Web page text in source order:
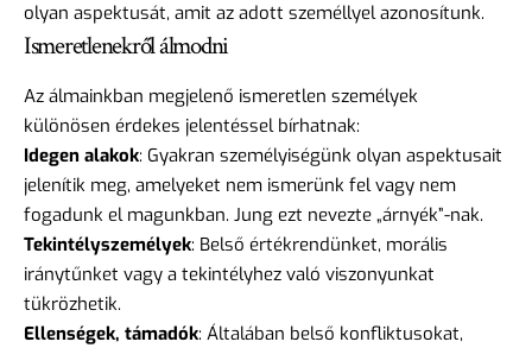
olyan aspektusát, amit az adott személlyel azonosítunk.
Ismeretlenekről álmodni
Az álmainkban megjelenő ismeretlen személyek
különösen érdekes jelentéssel bírhatnak:
Idegen alakok: Gyakran személyiségünk olyan aspektusait
jelenítik meg, amelyeket nem ismerünk fel vagy nem
fogadunk el magunkban. Jung ezt nevezte „árnyék”-nak.
Tekintélyszemélyek: Belső értékrendünket, morális
iránytűnket vagy a tekintélyhez való viszonyunkat
tükrözhetik.
Ellenségek, támadók: Általában belső konfliktusokat,